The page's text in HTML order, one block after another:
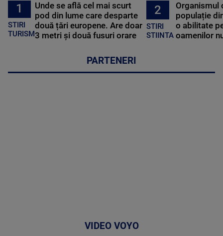
1
STIRI
TURISM
Unde se află cel mai scurt
pod din lume care desparte
două țări europene. Are doar
3 metri și două fusuri orare
2
STIRI
STIINTA
Organismul
populație
o abilitate
oamenilor
PARTENERI
VIDEO VOYO